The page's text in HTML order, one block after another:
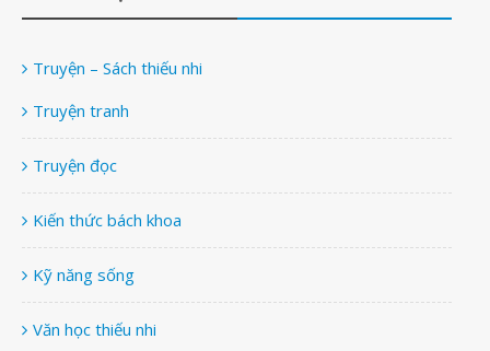
Truyện – Sách thiếu nhi
Truyện tranh
Truyện đọc
Kiến thức bách khoa
Kỹ năng sống
Văn học thiếu nhi